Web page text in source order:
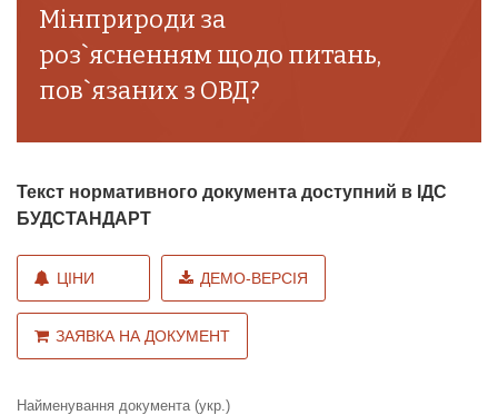
Мінприроди за
роз`ясненням щодо питань,
пов`язаних з ОВД?
Текст нормативного документа доступний в ІДС
БУДСТАНДАРТ
ЦІНИ ДЕМО-ВЕРСІЯ
ЗАЯВКА НА ДОКУМЕНТ
Найменування документа (укр.)